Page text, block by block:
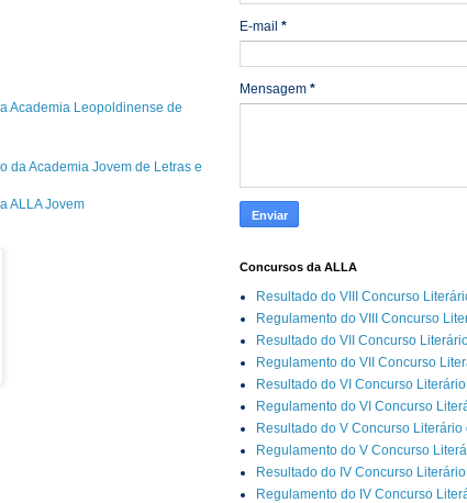
Academia Leopoldinense de
da Academia Jovem de Letras e
ALLA Jovem
E-mail *
Mensagem *
Concursos da ALLA
Resultado do VIII Concurso
Regulamento do VIII Concurso
Resultado do VII Concurso
Regulamento do VII Concurso
Resultado do VI Concurso
Regulamento do VI Concurso
Resultado do V Concurso Literário
Regulamento do V Concurso
Resultado do IV Concurso
Regulamento do IV Concurso